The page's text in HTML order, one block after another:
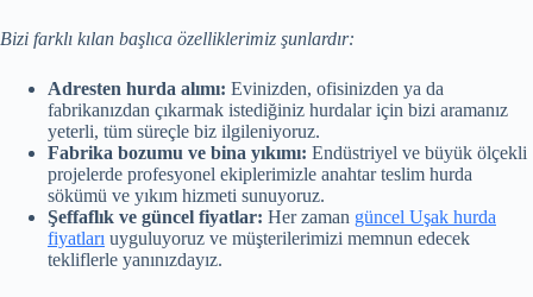
Bizi farklı kılan başlıca özelliklerimiz şunlardır:
Adresten hurda alımı: Evinizden, ofisinizden ya da
fabrikanızdan çıkarmak istediğiniz hurdalar için bizi aramanız
yeterli, tüm süreçle biz ilgileniyoruz.
Fabrika bozumu ve bina yıkımı: Endüstriyel ve büyük ölçekli
projelerde profesyonel ekiplerimizle anahtar teslim hurda
sökümü ve yıkım hizmeti sunuyoruz.
Şeffaflık ve güncel fiyatlar: Her zaman güncel Uşak hurda
fiyatları uyguluyoruz ve müşterilerimizi memnun edecek
tekliflerle yanınızdayız.